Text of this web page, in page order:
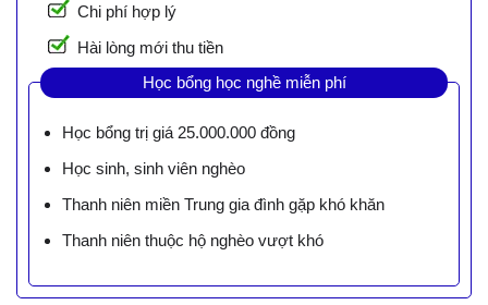
Chi phí hợp lý
Hài lòng mới thu tiền
Học bổng học nghề miễn phí
Học bổng trị giá 25.000.000 đồng
Học sinh, sinh viên nghèo
Thanh niên miền Trung gia đình gặp khó khăn
Thanh niên thuộc hộ nghèo vượt khó